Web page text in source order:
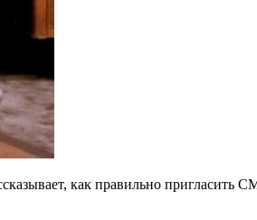
как правильно пригласить